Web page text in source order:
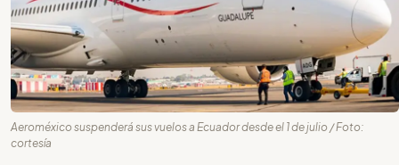
Aeroméxico suspenderá sus vuelos a Ecuador desde el 1 de julio / Foto:
cortesía